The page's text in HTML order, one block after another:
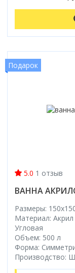
Подарок
5.0 1 отзыв
ВАННА
Размеры:
Материал: Акрил
Угловая
Объем: 500 л
Форма:
Производство: